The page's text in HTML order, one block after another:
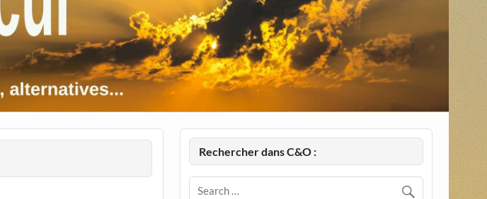
Rechercher dans C&O :